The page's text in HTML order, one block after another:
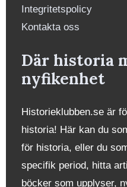
Integritetspolicy
Kontakta oss
Där historia
nyfikenhet
Historieklubben.se är
historia! Här kan du
för historia, eller du
specifik period, hitta
böcker som upplyser,